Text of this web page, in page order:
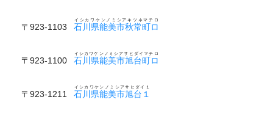
〒923-1103 石川県能美市秋常町ロ
イシカワケンノミシアキツネマチロ
〒923-1100 石川県能美市旭台町ロ
イシカワケンノミシアサヒダイマチロ
〒923-1211 石川県能美市旭台１
イシカワケンノミシアサヒダイ１